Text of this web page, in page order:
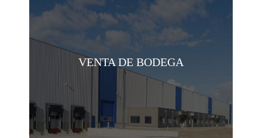
VENTA DE BODEGA